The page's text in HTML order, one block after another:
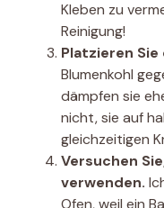
Kleben zu
Reinigung!
Platzieren Sie
Blumenkohl
dämpfen sie
nicht, sie auf
gleichzeitigen
Versuchen
verwenden.
Ofen, weil ein